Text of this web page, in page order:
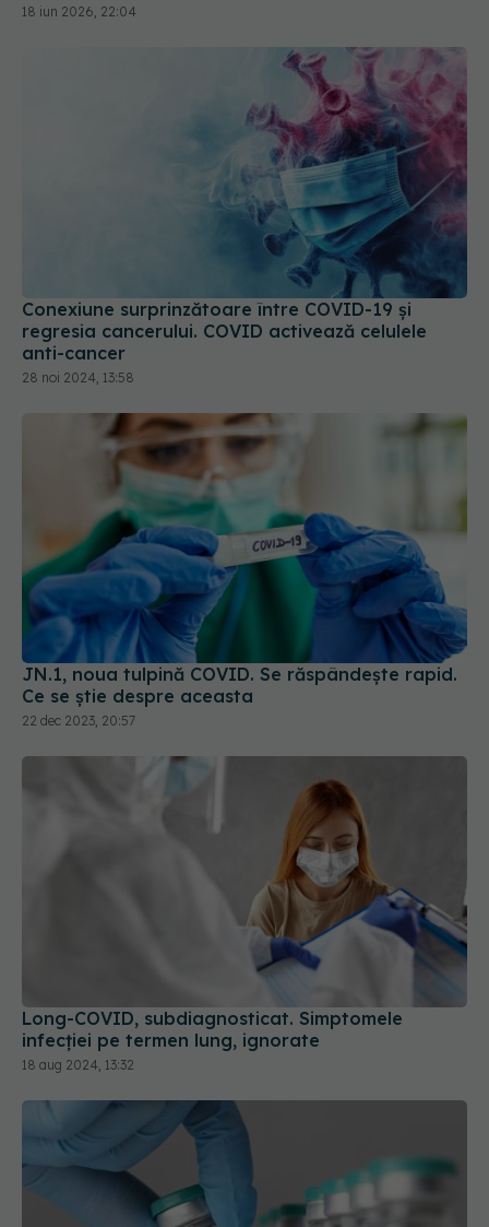
18 iun 2026, 22:04
Conexiune surprinzătoare între COVID-19 și
regresia cancerului. COVID activează celulele
anti-cancer
28 noi 2024, 13:58
JN.1, noua tulpină COVID. Se răspândește rapid.
Ce se știe despre aceasta
22 dec 2023, 20:57
Long-COVID, subdiagnosticat. Simptomele
infecției pe termen lung, ignorate
18 aug 2024, 13:32